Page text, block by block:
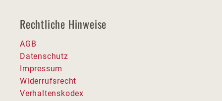
Rechtliche Hinweise
AGB
Datenschutz
Impressum
Widerrufsrecht
Verhaltenskodex